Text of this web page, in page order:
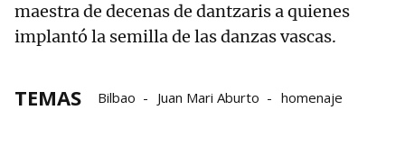
maestra de decenas de dantzaris a quienes
implantó la semilla de las danzas vascas.
TEMAS Bilbao Juan Mari Aburto homenaje